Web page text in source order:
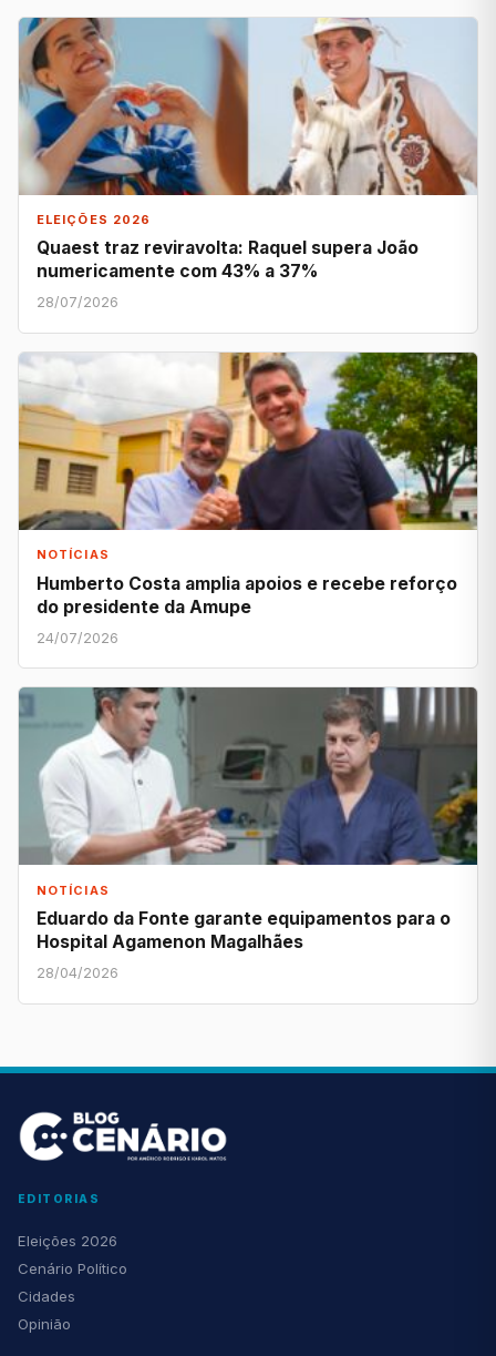
ELEIÇÕES 2026
Quaest traz reviravolta: Raquel supera João
numericamente com 43% a 37%
28/07/2026
NOTÍCIAS
Humberto Costa amplia apoios e recebe reforço
do presidente da Amupe
24/07/2026
NOTÍCIAS
Eduardo da Fonte garante equipamentos para o
Hospital Agamenon Magalhães
28/04/2026
EDITORIAS
Eleições 2026
Cenário Político
Cidades
Opinião